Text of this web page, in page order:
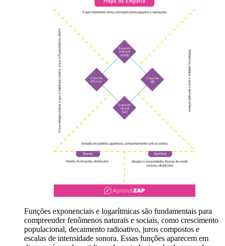
Funções exponenciais e logarítmicas são fundamentais para
compreender fenômenos naturais e sociais, como crescimento
populacional, decaimento radioativo, juros compostos e
escalas de intensidade sonora. Essas funções aparecem em